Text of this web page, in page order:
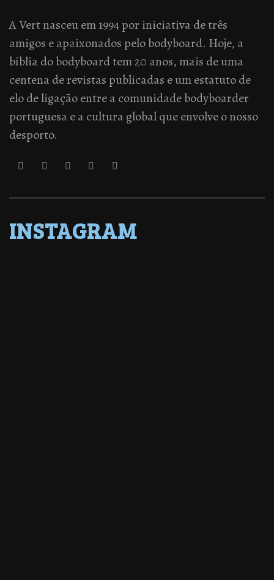
A Vert nasceu em 1994 por iniciativa de três
amigos e apaixonados pelo bodyboard. Hoje, a
bíblia do bodyboard tem 20 anos, mais de uma
centena de revistas publicadas e um estatuto de
elo de ligação entre a comunidade bodyboarder
portuguesa e a cultura global que envolve o nosso
desporto.
INSTAGRAM